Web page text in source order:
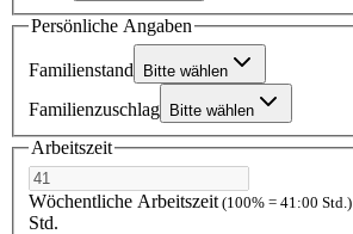
Persönliche Angaben
Familienstand Bitte wählen
Familienzuschlag Bitte wählen
Arbeitszeit
Wöchentliche Arbeitszeit (100% = 41:00 Std.)
Std.